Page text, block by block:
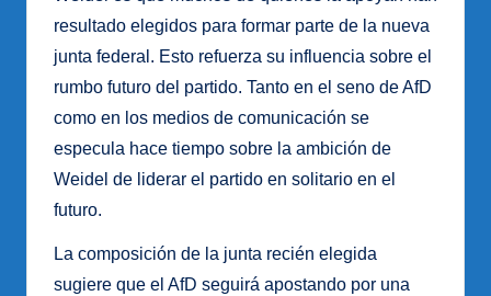
resultado elegidos para formar parte de la nueva
junta federal. Esto refuerza su influencia sobre el
rumbo futuro del partido. Tanto en el seno de AfD
como en los medios de comunicación se
especula hace tiempo sobre la ambición de
Weidel de liderar el partido en solitario en el
futuro.
La composición de la junta recién elegida
sugiere que el AfD seguirá apostando por una